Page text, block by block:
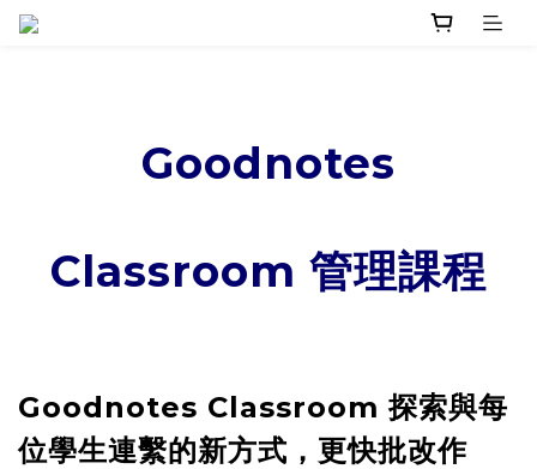
Goodnotes
Classroom 管理課程
Goodnotes Classroom 探索與每
位學生連繫的新方式，更快批改作